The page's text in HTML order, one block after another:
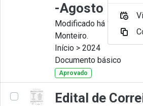
-Agosto
Modificado há 11 Meses
Monteiro.
Início > 2024
Documento básico
Aprovado
Edital de